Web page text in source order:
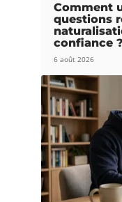
Comment
questions
confiance ?
6 août 2026